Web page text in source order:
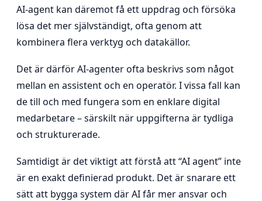
AI-agent kan däremot få ett uppdrag och försöka
lösa det mer självständigt, ofta genom att
kombinera flera verktyg och datakällor.
Det är därför AI-agenter ofta beskrivs som något
mellan en assistent och en operatör. I vissa fall kan
de till och med fungera som en enklare digital
medarbetare – särskilt när uppgifterna är tydliga
och strukturerade.
Samtidigt är det viktigt att förstå att “AI agent” inte
är en exakt definierad produkt. Det är snarare ett
sätt att bygga system där AI får mer ansvar och